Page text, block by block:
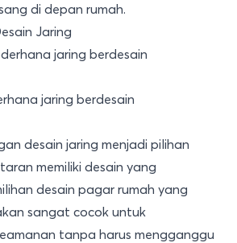
di depan rumah.
Jaring
jaring berdesain
desain jaring menjadi pilihan
memiliki desain yang
desain pagar rumah yang
sangat cocok untuk
tanpa harus mengganggu